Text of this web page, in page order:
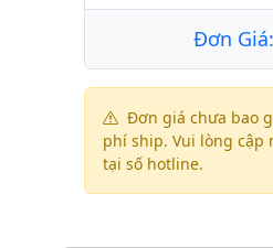
Đơn Giá:
Đơn giá chưa bao
phí ship. Vui lòng
tại số hotline.